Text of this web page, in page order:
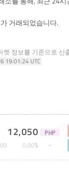
가 거래되었습니다.
정보를 기준으로 산
19:01:24 UTC
12,050 PHP
0.00%